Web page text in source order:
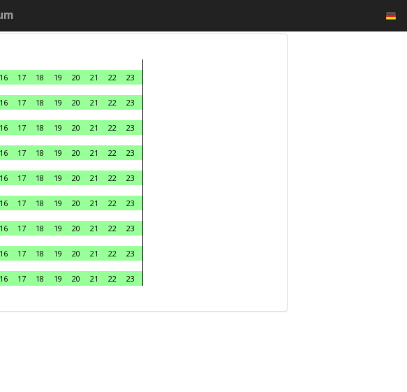
16 17 18 19 20 21 22
23
16 17 18 19 20 21 22
23
16 17 18 19 20 21 22
23
16 17 18 19 20 21 22
23
16 17 18 19 20 21 22
23
16 17 18 19 20 21 22
23
16 17 18 19 20 21 22
23
16 17 18 19 20 21 22
23
16 17 18 19 20 21 22
23